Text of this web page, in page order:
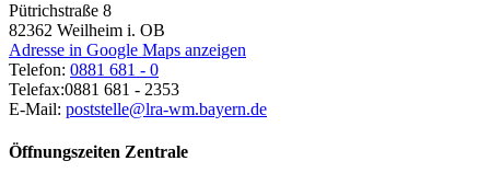
Pütrichstraße 8
82362 Weilheim i. OB
Adresse in Google Maps anzeigen
Telefon: 0881 681 - 0
Telefax:0881 681 - 2353
E-Mail: poststelle@lra-wm.bayern.de
Öffnungszeiten Zentrale